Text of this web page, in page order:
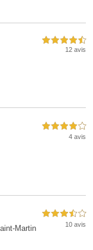
4,5 étoiles sur 5
12 avis
4,0 étoiles sur 5
4 avis
Martin
3,5 étoiles sur 5
10 avis